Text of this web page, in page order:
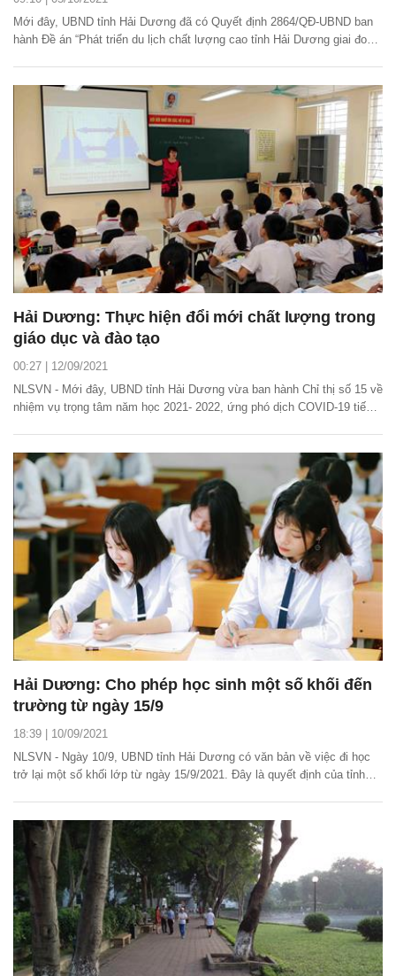
Mới đây, UBND tỉnh Hải Dương đã có Quyết định 2864/QĐ-UBND ban
hành Đề án “Phát triển du lịch chất lượng cao tỉnh Hải Dương giai đoạn
Hải Dương: Thực hiện đổi mới chất lượng trong
giáo dục và đào tạo
00:27 | 12/09/2021
NLSVN - Mới đây, UBND tỉnh Hải Dương vừa ban hành Chỉ thị số 15 về
nhiệm vụ trọng tâm năm học 2021- 2022, ứng phó dịch COVID-19 tiếp
Hải Dương: Cho phép học sinh một số khối đến
trường từ ngày 15/9
18:39 | 10/09/2021
NLSVN - Ngày 10/9, UBND tỉnh Hải Dương có văn bản về việc đi học
trở lại một số khối lớp từ ngày 15/9/2021. Đây là quyết định của tỉnh